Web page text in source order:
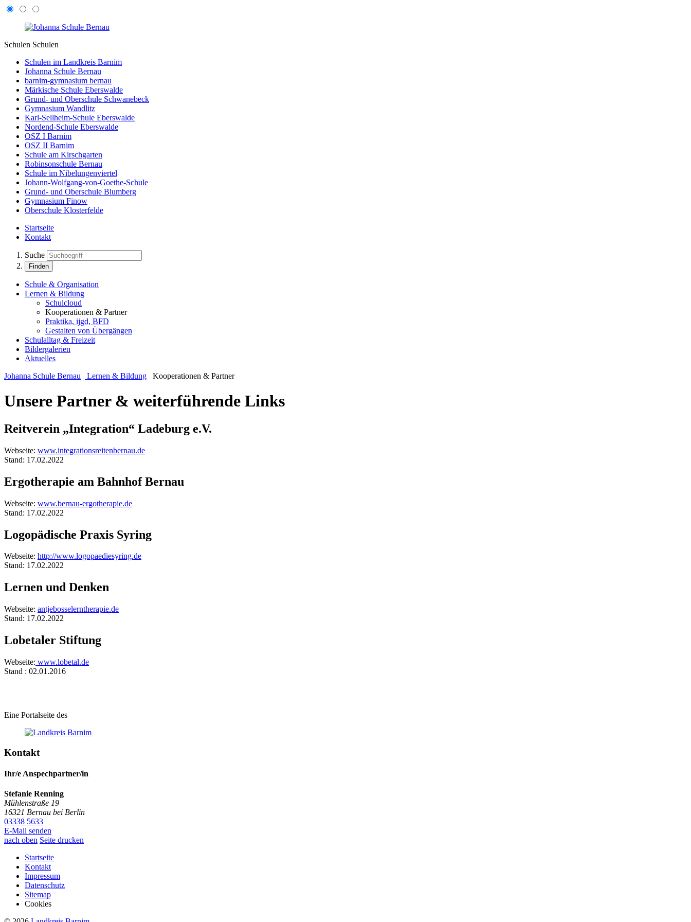
Schulen Schulen
Schulen im Landkreis Barnim
Johanna Schule Bernau
barnim-gymnasium bernau
Märkische Schule Eberswalde
Grund- und Oberschule Schwanebeck
Gymnasium Wandlitz
Karl-Sellheim-Schule Eberswalde
Nordend-Schule Eberswalde
OSZ I Barnim
OSZ II Barnim
Schule am Kirschgarten
Robinsonschule Bernau
Schule im Nibelungenviertel
Johann-Wolfgang-von-Goethe-Schule
Grund- und Oberschule Blumberg
Gymnasium Finow
Oberschule Klosterfelde
Startseite
Kontakt
Suche
Finden
Schule & Organisation
Lernen & Bildung
Schulcloud
Kooperationen & Partner
Praktika, ijgd, BFD
Gestalten von Übergängen
Schulalltag & Freizeit
Bildergalerien
Aktuelles
Johanna Schule Bernau
Lernen & Bildung Kooperationen & Partner
Unsere Partner & weiterführende Links
Reitverein „Integration“ Ladeburg e.V.
Webseite: www.integrationsreitenbernau.de
Stand: 17.02.2022
Ergotherapie am Bahnhof Bernau
Webseite: www.bernau-ergotherapie.de
Stand: 17.02.2022
Logopädische Praxis Syring
Webseite: http://www.logopaediesyring.de
Stand: 17.02.2022
Lernen und Denken
Webseite: antjebosselerntherapie.de
Stand: 17.02.2022
Lobetaler Stiftung
Webseite: www.lobetal.de
Stand : 02.01.2016
Eine Portalseite des
Kontakt
Ihr/e Anspechpartner/in
Stefanie Renning
Mühlenstraße 19
16321 Bernau bei Berlin
03338 5633
E-Mail senden
nach oben Seite drucken
Startseite
Kontakt
Impressum
Datenschutz
Sitemap
Cookies